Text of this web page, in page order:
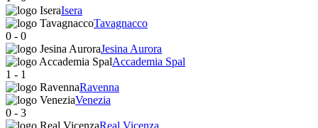
Isera
Tavagnacco
0 - 0
Jesina Aurora
Accademia Spal
1 - 1
Ravenna
Venezia
0 - 3
Real Vicenza